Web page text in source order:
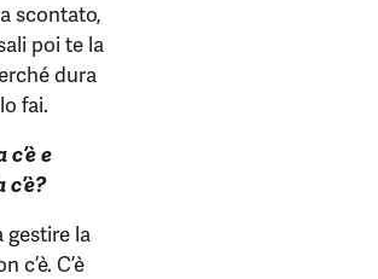
scontato,
poi te la
dura
fai.
e
gestire la
c’è. C’è